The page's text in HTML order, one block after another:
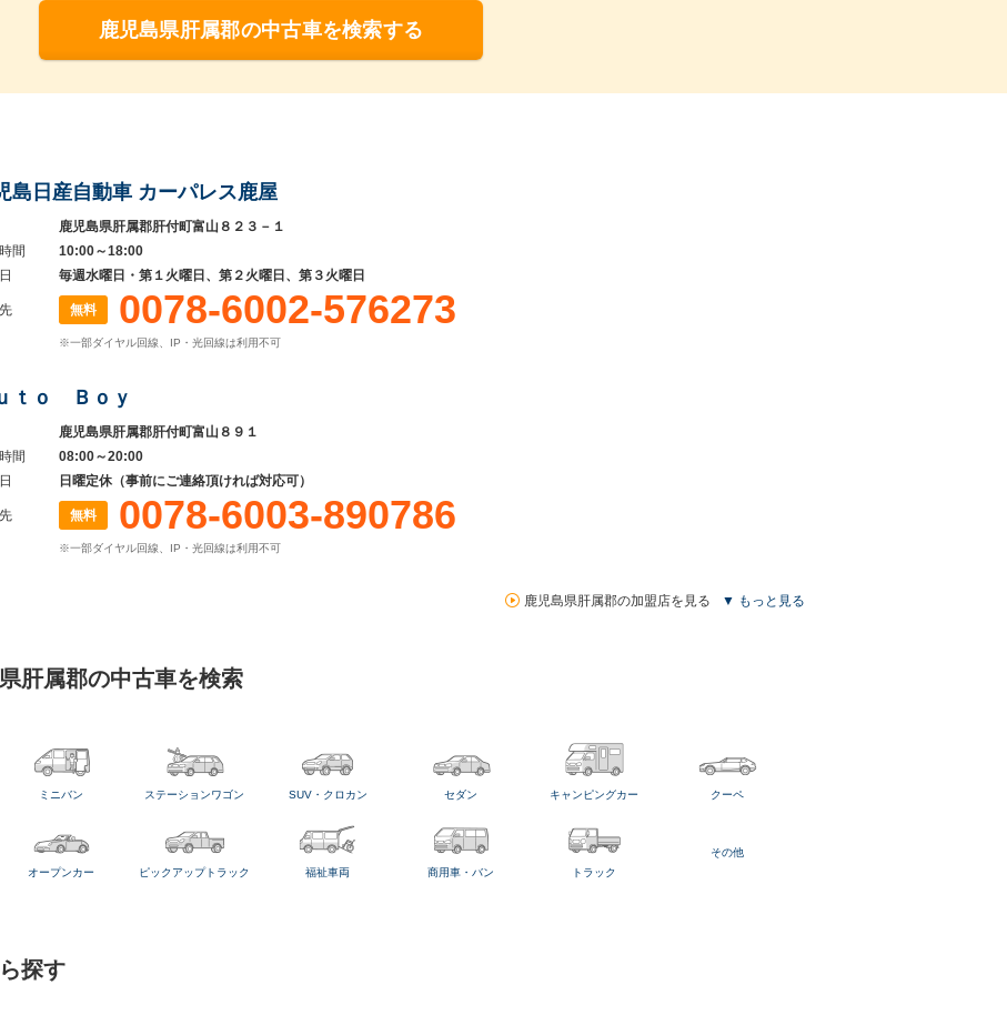
鹿児島県肝属郡の中古車を検索する
島日産自動車 カーパレス鹿屋
鹿児島県肝属郡肝付町富山８２３－１
間
10:00～18:00
毎週水曜日・第１火曜日、第２火曜日、第３火曜日
無料 0078-6002-576273
※一部ダイヤル回線、IP・光回線は利用不可
ｔｏ Ｂｏｙ
鹿児島県肝属郡肝付町富山８９１
間
08:00～20:00
日曜定休（事前にご連絡頂ければ対応可）
無料 0078-6003-890786
※一部ダイヤル回線、IP・光回線は利用不可
鹿児島県肝属郡の加盟店を見る ▼ もっと見る
肝属郡の中古車を検索
ミニバン ステーションワゴン SUV・クロカン セダン キャンピングカー クーペ
オープンカー ピックアップトラック 福祉車両 商用車・バン トラック
その他
探す